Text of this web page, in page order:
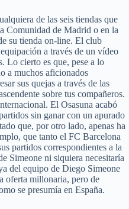
de las seis tiendas que
Comunidad de Madrid o en la
su tienda on-line. El club
a través de un vídeo
Lo cierto es que, pese a lo
a muchos aficionados
sus quejas a través de las
sobre tus compañeros.
El Osasuna acabó
sin ganar con un apurado
que, por otro lado, apenas ha
que tanto el FC Barcelona
partidos correspondientes a la
Simeone ni siquiera necesitaría
del equipo de Diego Simeone
oferta millonaria, pero de
se presumía en España.